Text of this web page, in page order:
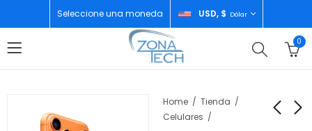
Seleccione una moneda USD, $ Dólar
0
Home
Tienda
Celulares